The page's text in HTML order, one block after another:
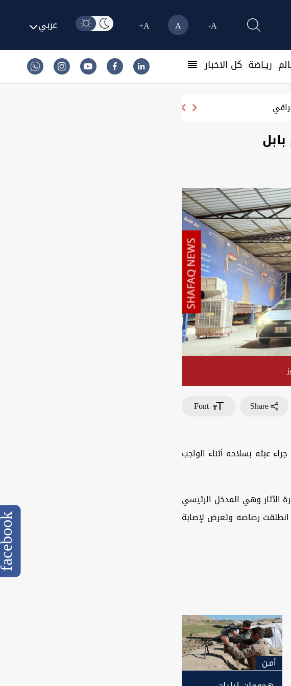
A-
A
A+ عربي
ريـاضة كل الاخبار
Share
Font
عبثه بسلاحه أثناء الواجب
الآثار وهي المدخل الرئيسي
انطلقت رصاصه وتعرض لإصابة
أمـن